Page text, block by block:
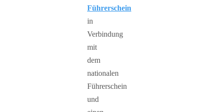
Führerschein
in
Verbindung
mit
dem
nationalen
Führerschein
und